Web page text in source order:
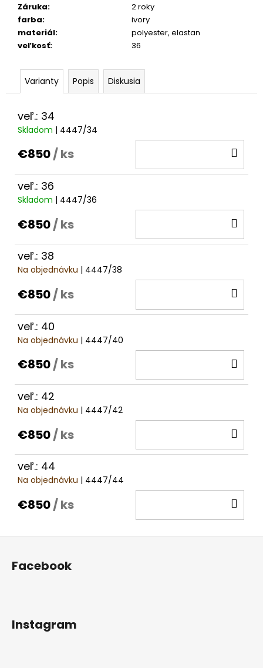
Záruka:
2 roky
farba:
ivory
materiál:
polyester, elastan
veľkosť: 36
Varianty Popis Diskusia
veľ.: 34
Skladom | 4447/34
€850/ ks
veľ.: 36
Skladom | 4447/36
€850/ ks
veľ.: 38
Na objednávku | 4447/38
€850/ ks
veľ.: 40
Na objednávku | 4447/40
€850/ ks
veľ.: 42
Na objednávku | 4447/42
€850/ ks
veľ.: 44
Na objednávku | 4447/44
€850/ ks
Z
Facebook
Instagram